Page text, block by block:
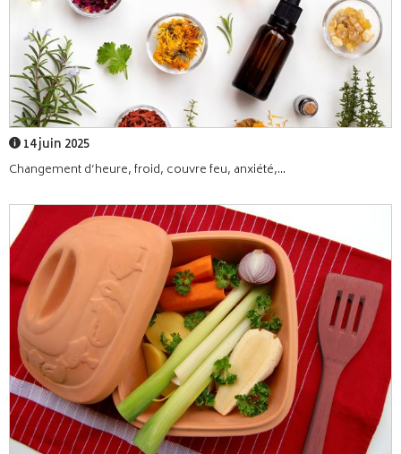
14 juin 2025
Changement d’heure, froid, couvre feu, anxiété,...